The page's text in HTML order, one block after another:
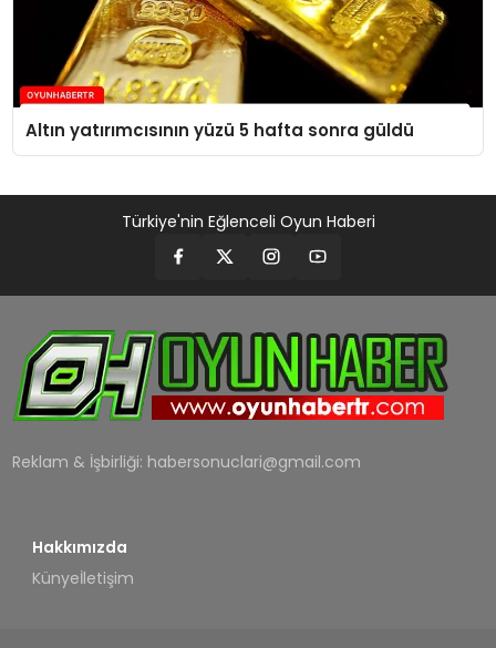
Altın yatırımcısının yüzü 5 hafta sonra güldü
Türkiye'nin Eğlenceli Oyun Haberi
Reklam & İşbirliği: habersonuclari@gmail.com
Hakkımızda
Künyeİletişim